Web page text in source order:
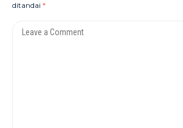
ditandai *